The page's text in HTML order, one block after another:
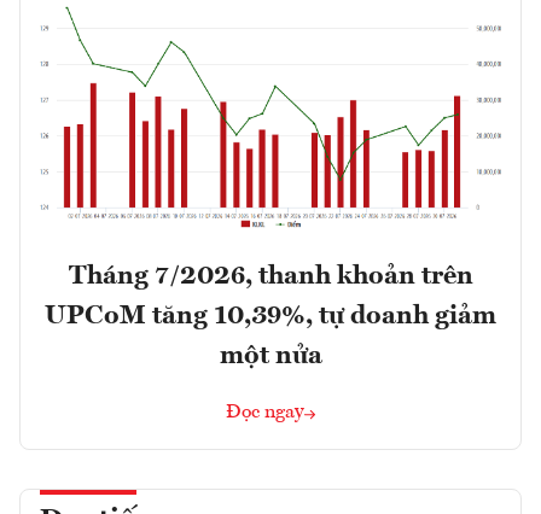
Tháng 7/2026, thanh khoản trên
UPCoM tăng 10,39%, tự doanh giảm
một nửa
Đọc ngay